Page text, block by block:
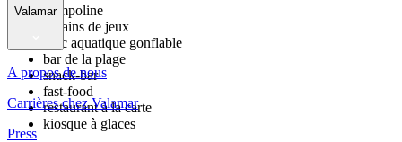
trampoline
terrains de jeux
parc aquatique gonflable
bar de la plage
snack-bar
fast-food
restaurant à la carte
kiosque à glaces
Valamar
A propos de nous
Carrières chez Valamar
Press